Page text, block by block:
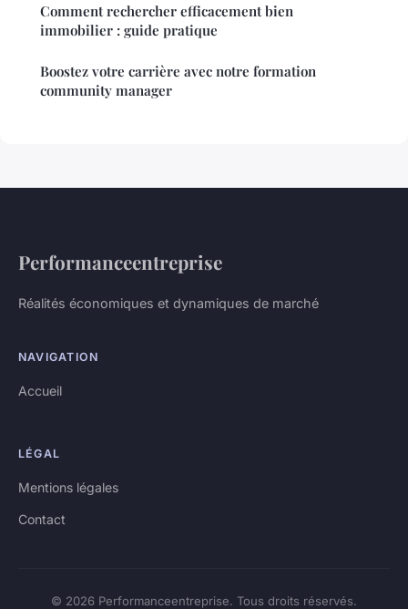
Comment rechercher efficacement bien
immobilier : guide pratique
Boostez votre carrière avec notre formation
community manager
Performanceentreprise
Réalités économiques et dynamiques de marché
NAVIGATION
Accueil
LÉGAL
Mentions légales
Contact
© 2026 Performanceentreprise. Tous droits réservés.